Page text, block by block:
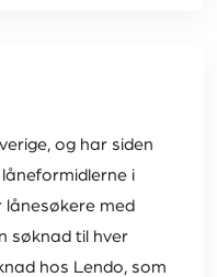
og har siden
i
lånesøkere med
søknad til hver
hos Lendo, som